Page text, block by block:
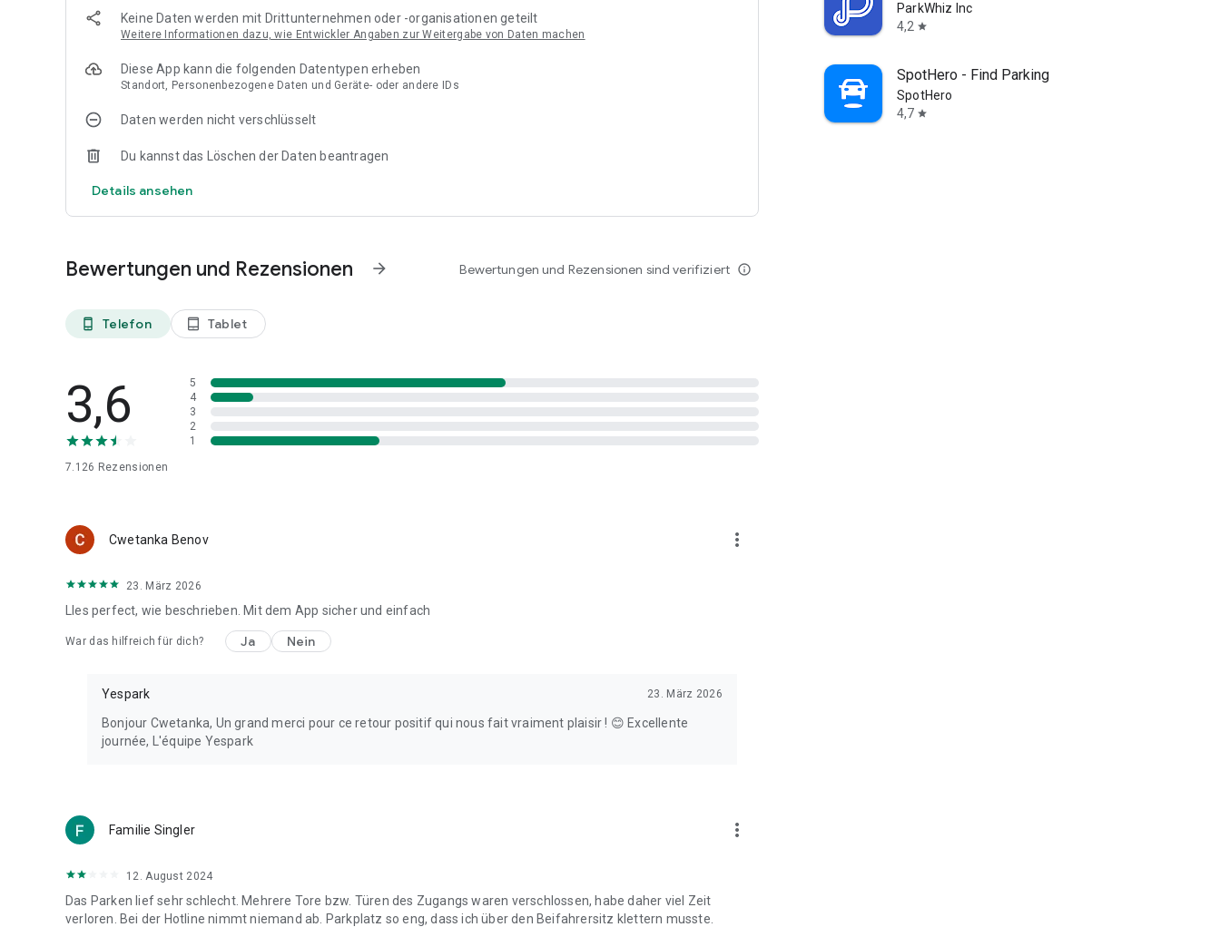
zu bezahlen.
❌ Flexible Stornierung: Pläne geändert? Storniere deine Kurzzeit-Reservierungen mit nur einem Klick bis zu 24
Stunden im Voraus.
Keine Daten werden mit Drittunternehmen oder -organisationen geteilt
Weitere Informationen dazu, wie Entwickler Angaben zur Weitergabe von Daten machen
Diese App kann die folgenden Datentypen erheben
Standort, Personenbezogene Daten und Geräte- oder andere IDs
Daten werden nicht verschlüsselt
Du kannst das Löschen der Daten beantragen
Details ansehen
Bewertungen und Rezensionen arrow_forward Bewertungen und Rezensionen sind verifiziert info_outline
phone_android Telefon tablet_android Tablet
3,6
7.126 Rezensionen
5
4
3
2
1
Cwetanka Benov more_vert
23. März 2026
Lles perfect, wie beschrieben. Mit dem App sicher und einfach
War das hilfreich für dich? Ja Nein
Yespark 23. März 2026
Bonjour Cwetanka, Un grand merci pour ce retour positif qui nous fait vraiment plaisir ! 😊 Excellente
journée, L'équipe Yespark
Familie Singler more_vert
12. August 2024
Das Parken lief sehr schlecht. Mehrere Tore bzw. Türen des Zugangs waren verschlossen, habe daher viel Zeit
verloren. Bei der Hotline nimmt niemand ab. Parkplatz so eng, dass ich über den Beifahrersitz klettern musste.
ParkWhiz Inc
4,2 star
SpotHero - Find Parking
SpotHero
4,7 star